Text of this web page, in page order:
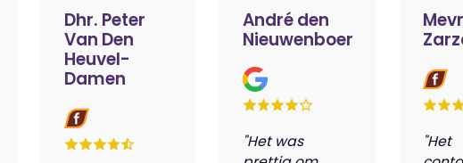
Dhr. Peter
Van Den
Heuvel-
Damen
André den
Nieuwenboer
"Het was
"Het